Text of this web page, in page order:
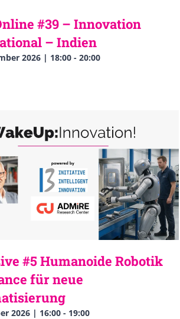
#39 – Innovation
– Indien
2026 | 18:00- 20:00
#5 Humanoide Robotik
für neue
2026 | 16:00- 19:00